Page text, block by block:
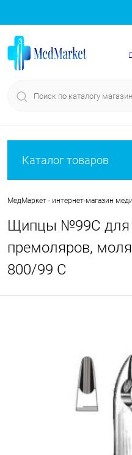
Каталог товаров
МедМаркет - интернет-магазин
Щипцы №99С для
премоляров,
800/99 C